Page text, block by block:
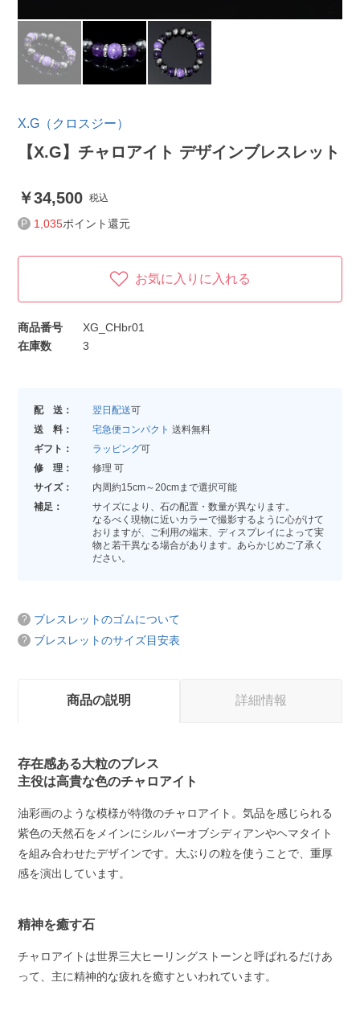
X.G（クロスジー）
【X.G】チャロアイト デザインブレスレット
34,500 税込
1,035ポイント還元
お気に入りに入れる
商品番号
XG_CHbr01
在庫数
3
配 送： 翌日配送可
送 料：
宅急便コンパクト 送料無料
ギフト：
ラッピング可
修 理：
修理 可
サイズ：
内周約15cm～20cmまで選択可能
補足：
サイズにより、石の配置・数量が異なります。
なるべく現物に近いカラーで撮影するように心がけて
おりますが、ご利用の端末、ディスプレイによって実
物と若干異なる場合があります。あらかじめご了承く
ださい。
ブレスレットのゴムについて
ブレスレットのサイズ目安表
商品の説明 詳細情報
存在感ある大粒のブレス
主役は高貴な色のチャロアイト
油彩画のような模様が特徴のチャロアイト。気品を感じられる
紫色の天然石をメインにシルバーオブシディアンやヘマタイト
を組み合わせたデザインです。大ぶりの粒を使うことで、重厚
感を演出しています。
精神を癒す石
チャロアイトは世界三大ヒーリングストーンと呼ばれるだけあ
って、主に精神的な疲れを癒すといわれています。